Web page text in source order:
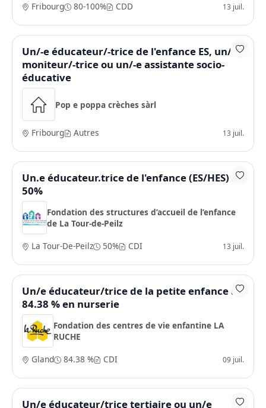
Fribourg 80-100% CDD 13 juil.
Un/-e éducateur/-trice de l'enfance ES, un/-e
moniteur/-trice ou un/-e assistante socio-
éducative
Pop e poppa crèches sàrl
Fribourg Autres 13 juil.
Un.e éducateur.trice de l'enfance (ES/HES) à
50%
Fondation des structures d’accueil de l’enfance
de La Tour-de-Peilz
La Tour-De-Peilz
50% CDI 13 juil.
Un/e éducateur/trice de la petite enfance à
84.38 % en nurserie
Fondation des centres de vie enfantine LA
RUCHE
Gland
84.38 % CDI 09 juil.
Un/e éducateur/trice tertiaire ou un/e